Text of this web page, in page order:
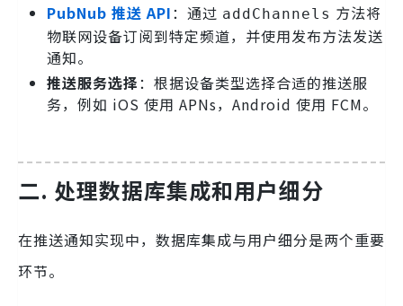
PubNub 推送 API：通过 addChannels 方法将
物联网设备订阅到特定频道，并使用发布方法发送
通知。
推送服务选择：根据设备类型选择合适的推送服
务，例如 iOS 使用 APNs，Android 使用 FCM。
二. 处理数据库集成和用户细分
在推送通知实现中，数据库集成与用户细分是两个重要
环节。